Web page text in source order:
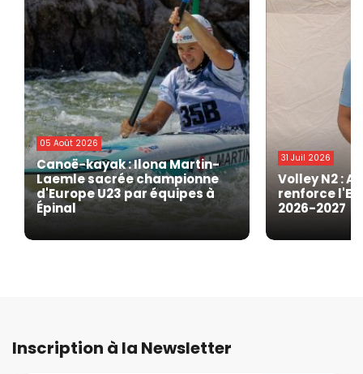
05 Août 2026
Canoë-kayak : Ilona Martin-
Laemle sacrée championne
d'Europe U23 par équipes à
Épinal
31 Juil 2026
Volley N2 :
renforce
2026-2027
Inscription à la Newsletter